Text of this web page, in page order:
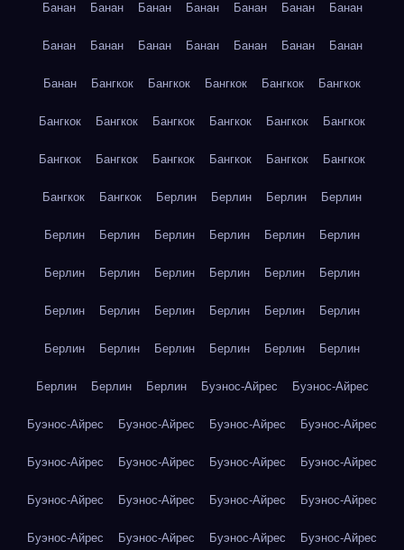
Банан Банан Банан Банан Банан Банан Банан
Банан Банан Банан Банан Банан Банан Банан
Банан Бангкок Бангкок Бангкок Бангкок Бангкок
Бангкок Бангкок Бангкок Бангкок Бангкок Бангкок
Бангкок Бангкок Бангкок Бангкок Бангкок Бангкок
Бангкок Бангкок Берлин Берлин Берлин Берлин
Берлин Берлин Берлин Берлин Берлин Берлин
Берлин Берлин Берлин Берлин Берлин Берлин
Берлин Берлин Берлин Берлин Берлин Берлин
Берлин Берлин Берлин Берлин Берлин Берлин
Берлин Берлин Берлин Буэнос-Айрес Буэнос-Айрес
Буэнос-Айрес Буэнос-Айрес Буэнос-Айрес Буэнос-Айрес
Буэнос-Айрес Буэнос-Айрес Буэнос-Айрес Буэнос-Айрес
Буэнос-Айрес Буэнос-Айрес Буэнос-Айрес Буэнос-Айрес
Буэнос-Айрес Буэнос-Айрес Буэнос-Айрес Буэнос-Айрес